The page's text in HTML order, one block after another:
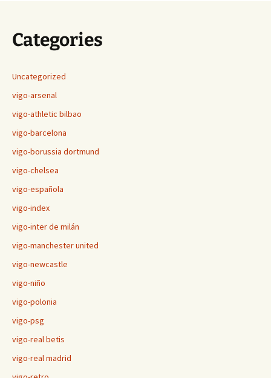
Categories
Uncategorized
vigo-arsenal
vigo-athletic bilbao
vigo-barcelona
vigo-borussia dortmund
vigo-chelsea
vigo-española
vigo-index
vigo-inter de milán
vigo-manchester united
vigo-newcastle
vigo-niño
vigo-polonia
vigo-psg
vigo-real betis
vigo-real madrid